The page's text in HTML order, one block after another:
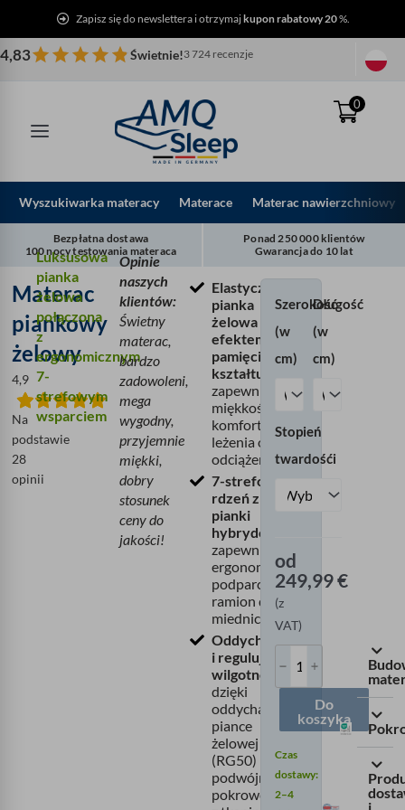
treści
Zapisz się do newslettera i otrzymajkupon rabatowy 20%.
4,83 Świetnie!3 724 recenzje
0
Wyszukiwarka materacy Materace Materac nawierzchniowy
Bezpłatna dostawa
100 nocy testowania materaca
Ponad 250 000 klientów
Gwarancja do 10 lat
Materac
piankowy
żelowy
4,9
Na
podstawie
28
opinii
Luksusowa
pianka
żelowa
połączona
z
ergonomicznym
7-
strefowym
wsparciem
Opinie
naszych
klientów:
Świetny
materac,
bardzo
zadowoleni,
mega
wygodny,
przyjemnie
miękki,
dobry
stosunek
ceny do
jakości!
Elastyczna
pianka
żelowa z
efektem
pamięci
kształtu
zapewniająca
miękkość i
komfort
leżenia oraz
odciążenie
7-strefowy
rdzeń z
pianki
hybrydowej
zapewniający
ergonomiczne
podparcie od
ramion do
miednicy
Oddychający
i regulujący
wilgotność
dzięki
oddychającej
piance
żelowej
(RG50) i
podwójnemu
pokrowcowi
Szerokość
(w
cm)
Długość
(w
cm)
Stopień
twardośći
od
249,99€
(z
VAT)
piankowy
pianki
żelowej
Ilość
Do
koszyka
Czas
dostawy:
2–4